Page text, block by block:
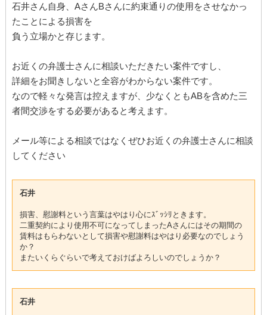
石井さん自身、AさんBさんに約束通りの使用をさせなかっ
たことによる損害を
負う立場かと存じます。
お近くの弁護士さんに相談いただきたい案件ですし、
詳細をお聞きしないと全容がわからない案件です。
なので軽々な発言は控えますが、少なくともABを含めた三
者間交渉をする必要があると考えます。
メール等による相談ではなくぜひお近くの弁護士さんに相談
してください
石井
損害、慰謝料という言葉はやはり心にｽﾞｯｼﾘときます。
二重契約により使用不可になってしまったAさんにはその期間の
賃料はもらわないとして損害や慰謝料はやはり必要なのでしょう
か？
またいくらぐらいで考えておけばよろしいのでしょうか？
石井